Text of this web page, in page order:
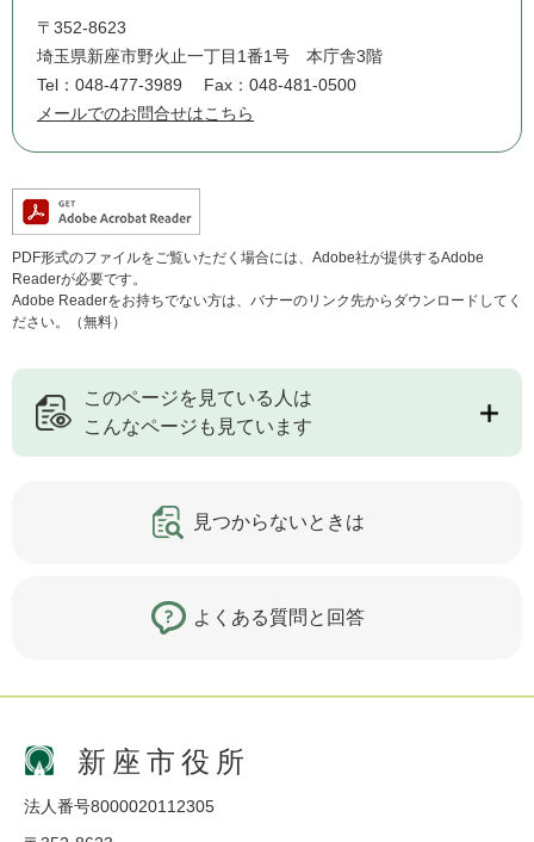
〒352-8623
埼玉県新座市野火止一丁目1番1号 本庁舎3階
Tel：048-477-3989
Fax：048-481-0500
メールでのお問合せはこちら
PDF形式のファイルをご覧いただく場合には、Adobe社が提供するAdobe
Readerが必要です。
Adobe Readerをお持ちでない方は、バナーのリンク先からダウンロードしてく
ださい。（無料）
このページを見ている人は
こんなページも見ています
見つからないときは
よくある質問と回答
新座市役所
法人番号8000020112305